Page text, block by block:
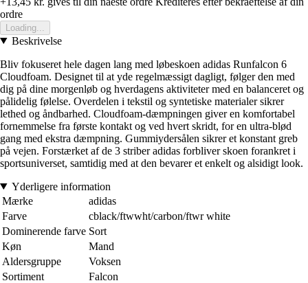
ordre
Loading...
Beskrivelse
Bliv fokuseret hele dagen lang med løbeskoen adidas Runfalcon 6
Cloudfoam. Designet til at yde regelmæssigt dagligt, følger den med
dig på dine morgenløb og hverdagens aktiviteter med en balanceret og
pålidelig følelse. Overdelen i tekstil og syntetiske materialer sikrer
lethed og åndbarhed. Cloudfoam-dæmpningen giver en komfortabel
fornemmelse fra første kontakt og ved hvert skridt, for en ultra-blød
gang med ekstra dæmpning. Gummiydersålen sikrer et konstant greb
på vejen. Forstærket af de 3 striber adidas forbliver skoen forankret i
sportsuniverset, samtidig med at den bevarer et enkelt og alsidigt look.
Yderligere information
Mærke
adidas
Farve
cblack/ftwwht/carbon/ftwr white
Dominerende farve Sort
Køn
Mand
Aldersgruppe
Voksen
Sortiment
Falcon